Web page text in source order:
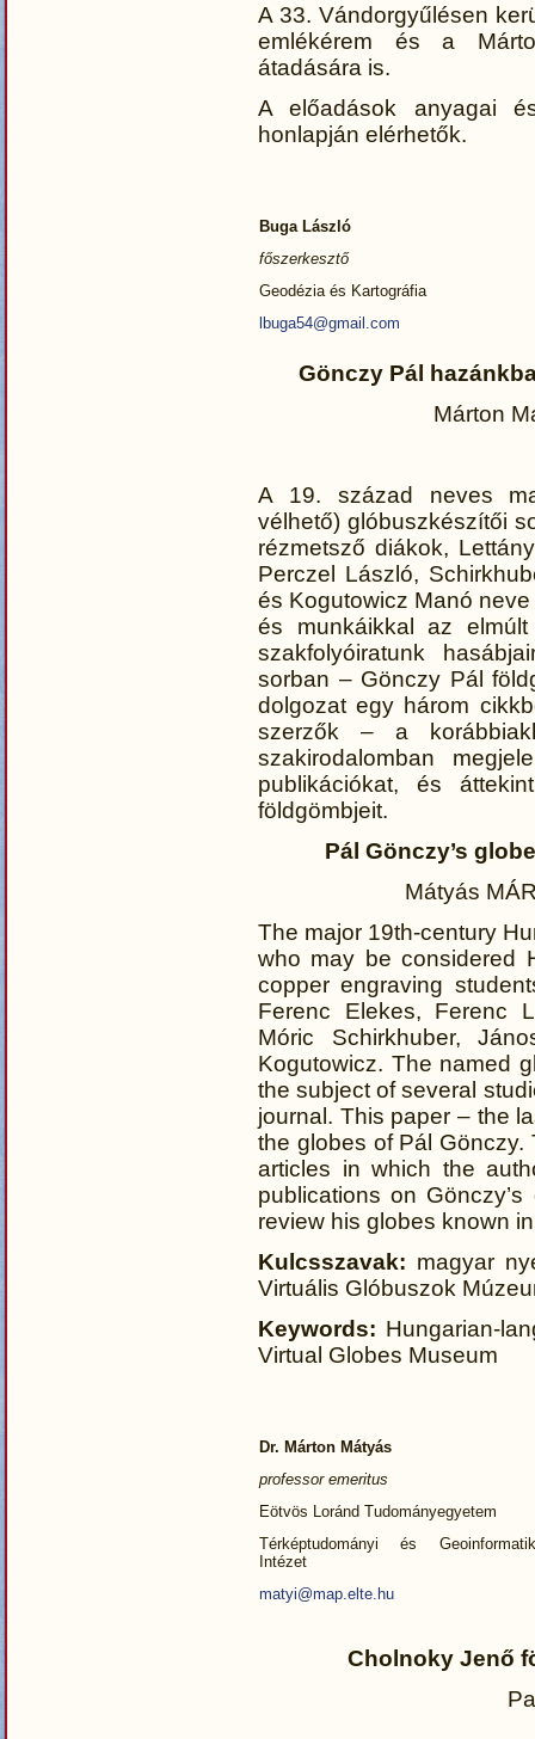
A 33. Vándorgyűlésen
emlékérem és a
átadására is.
A előadások anyagai
honlapján elérhetők.
Buga László
főszerkesztő
Geodézia és Kartográfia
lbuga54@gmail.com
Gönczy Pál
Márton
A 19. század neves
vélhető) glóbuszkészítői
rézmetsző diákok,
Perczel László,
és Kogutowicz Manó
és munkáikkal az
szakfolyóiratunk
sorban – Gönczy Pál
dolgozat egy három
szerzők – a
szakirodalomban
publikációkat, és
földgömbjeit.
Pál Gönczy’s
Mátyás
The major 19th-century
who may be considered
copper engraving
Ferenc Elekes, Ferenc
Móric Schirkhuber,
Kogutowicz. The named
the subject of several
journal. This paper – the
the globes of Pál Gönczy.
articles in which the
publications on
review his globes known
Kulcsszavak: magyar
Virtuális Glóbuszok
Keywords: Hungarian-
Virtual Globes Museum
Dr. Márton Mátyás
professor emeritus
Eötvös Loránd Tudományegyetem
Térképtudományi és
Intézet
matyi@map.elte.hu
Cholnoky Jenő